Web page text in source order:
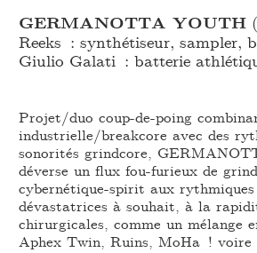
GERMANOTTA YOUTH
Reeks : synthétiseur, sampler,
Giulio Galati : batterie
Projet/duo coup-de-poing
industrielle/breakcore avec des
sonorités grindcore,
déverse un flux fou-furieux de
cybernétique-spirit aux
dévastatrices à souhait, à la
chirurgicales, comme un mélange
Aphex Twin, Ruins, MoHa ! voire